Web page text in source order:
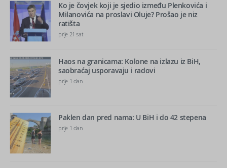
Ko je čovjek koji je sjedio između Plenkovića i
Milanovića na proslavi Oluje? Prošao je niz
ratišta
prije 21 sat
Haos na granicama: Kolone na izlazu iz BiH,
saobraćaj usporavaju i radovi
prije 1 dan
Paklen dan pred nama: U BiH i do 42 stepena
prije 1 dan